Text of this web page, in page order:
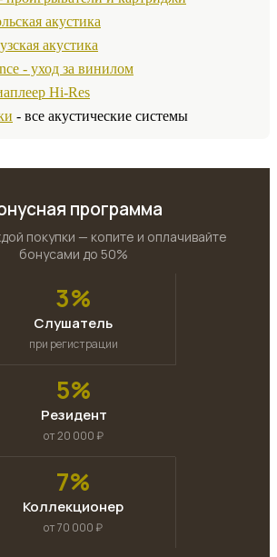
акустика
акустика
- уход за винилом
Hi-Res
- все акустические системы
программа
покупки — копите и оплачивайте
бонусами до 50%
3%
Слушатель
при регистрации
5%
Резидент
от 20 000 ₽
7%
Коллекционер
от 70 000 ₽